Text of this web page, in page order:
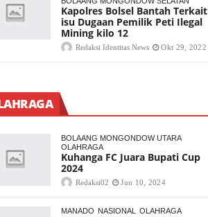
Kapolres Bolsel Bantah Terkait
isu Dugaan Pemilik Peti Ilegal
Mining kilo 12
Redaksi Identitas News Okt 29, 2022
BOLAANG MONGONDOW UTARA
OLAHRAGA
Kuhanga FC Juara Bupati Cup
2024
Redaksi02 Jun 10, 2024
MANADO NASIONAL OLAHRAGA